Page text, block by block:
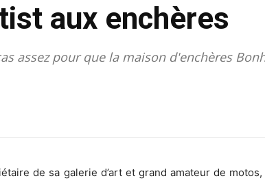
aux enchères
assez pour que la maison d'enchères
de sa galerie d’art et grand amateur de